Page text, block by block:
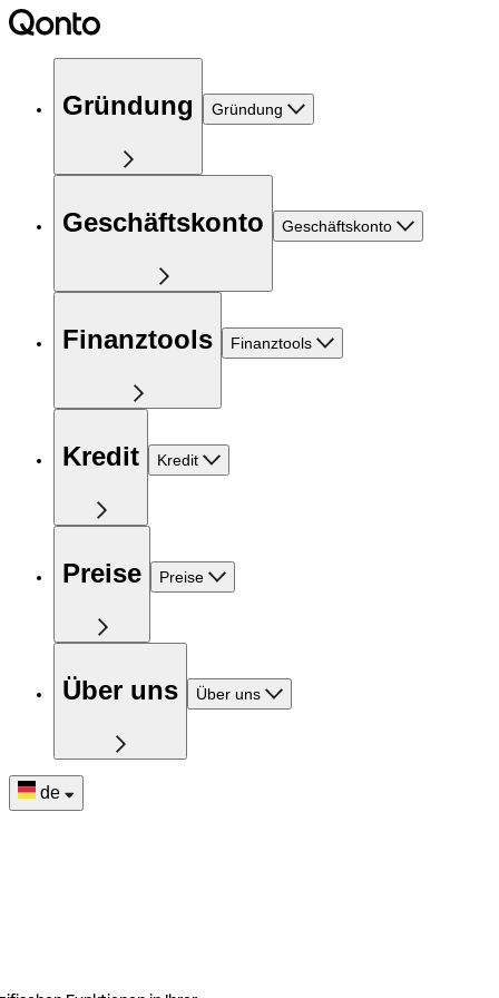
Gründung Gründung
Geschäftskonto Geschäftskonto
Finanztools Finanztools
Kredit Kredit
Preise Preise
Über uns Über uns
de